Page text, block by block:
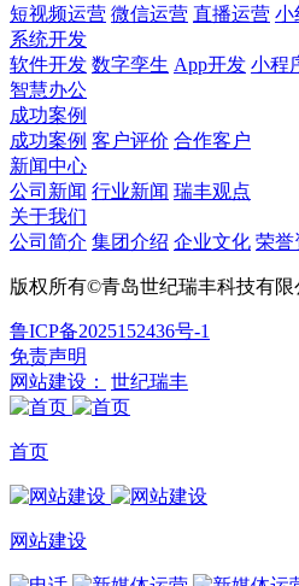
短视频运营 微信运营 直播运营 小
系统开发
软件开发 数字孪生 App开发 小程
智慧办公
成功案例
成功案例 客户评价 合作客户
新闻中心
公司新闻 行业新闻 瑞丰观点
关于我们
公司简介 集团介绍 企业文化 荣誉
版权所有©青岛世纪瑞丰科技有限
鲁ICP备2025152436号-1
免责声明
网站建设：
世纪瑞丰
首页
网站建设